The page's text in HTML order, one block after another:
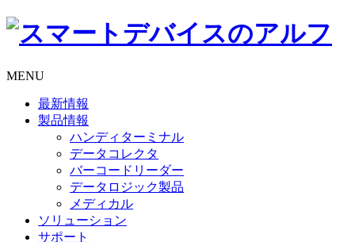
MENU
最新情報
製品情報
ハンディターミナル
データコレクタ
バーコードリーダー
データロジック製品
メディカル
ソリューション
サポート